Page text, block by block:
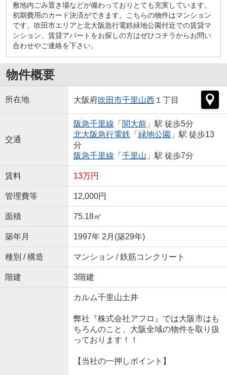
敷地内ごみ置き場などが備わっておりとても充実しています。
初期費用のカード決済ができます。こちらの物件はマンション
です。吹田市エリアと北大阪急行電鉄緑地公園付近での賃貸マ
ンション、賃貸アパートをお探しの方はぜひコチラからお問い
合わせやご連絡を下さい。
物件概要
所在地 大阪府吹田市千里山西１丁目
交通
阪急千里線 「 関大前」駅 徒歩5分
北大阪急行電鉄 「 緑地公園 」駅 徒歩13
分
阪急千里線 「 千里山 」駅 徒歩7分
賃料 13万円
管理費等 12,000円
面積 75.18㎡
築年月 1997年 2月(築29年)
種別 / 構造 マンション / 鉄筋コンクリート
階建 3階建
カルム千里山土井
弊社『株式会社アフロ』では大阪市はも
ちろんのこと、大阪全域の物件を取り扱
っております！！
【当社の一押しポイント】